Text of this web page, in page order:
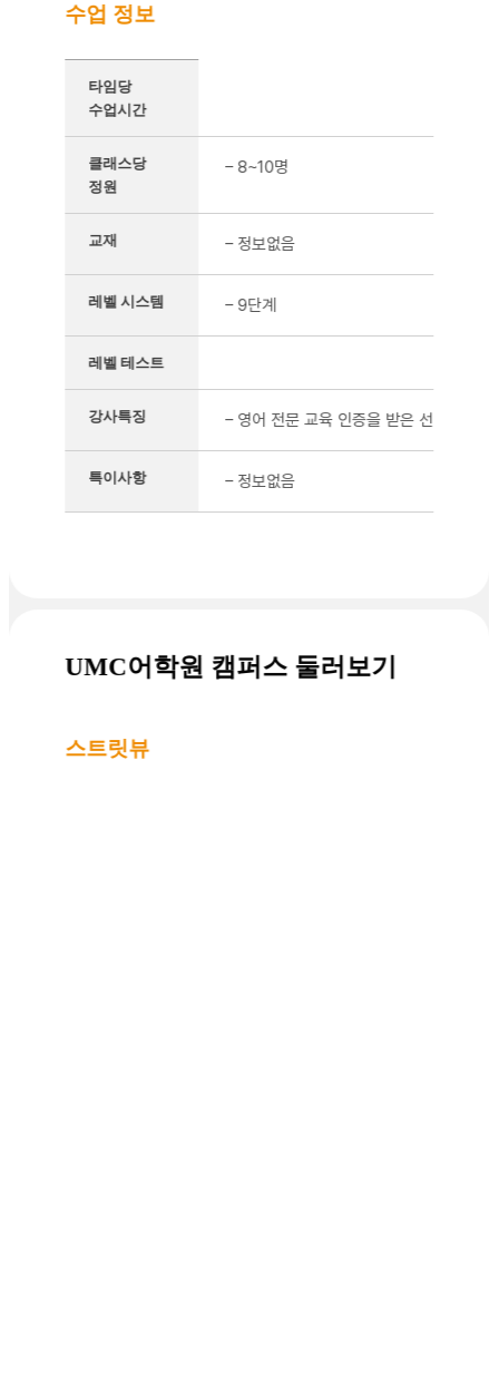
수업 정보
타임당
수업시간
클래스당
정원
– 8~10명
교재 – 정보없음
레벨 시스템 – 9단계
레벨 테스트
강사특징 – 영어 전문 교육 인증을 받은 선생님으로
특이사항 – 정보없음
UMC어학원 캠퍼스 둘러보기
스트릿뷰